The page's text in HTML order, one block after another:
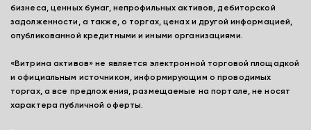
бизнеса, ценных бумаг, непрофильных активов, дебиторской
задолженности, а также, о торгах, ценах и другой информацией,
опубликованной кредитными и иными организациями.
«Витрина активов» не является электронной торговой площадкой
и официальным источником, информирующим о проводимых
торгах, а все предложения, размещаемые на портале, не носят
характера публичной оферты.